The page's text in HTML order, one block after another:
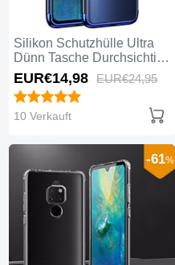
Silikon Schutzhülle Ultra
Dünn Tasche Durchsichtig
Transparent S04 für
Huawei Mate 20 Blau
EUR€14,98 EUR€24,95
10 Verkauft
-61%